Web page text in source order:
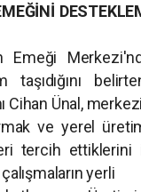
Emeği
taşıdığını
Cihan Ünal,
ve yerel
tercih ettiklerini
yerli